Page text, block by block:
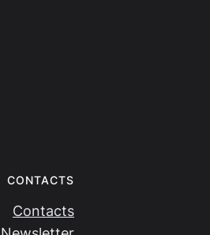
CONTACTS
Contacts